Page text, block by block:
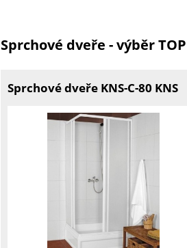
Sprchové dveře - výběr
Sprchové dveře KNS-C-80 KNS